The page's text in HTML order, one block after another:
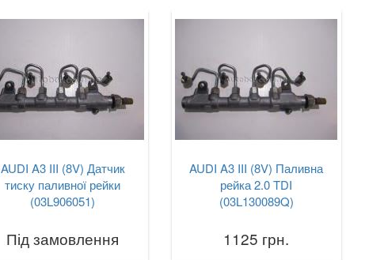
AUDI A3 III (8V) Датчик
тиску паливної рейки
(03L906051)
Під замовлення
AUDI A3 III (8V) Паливна
рейка 2.0 TDI
(03L130089Q)
1125 грн.